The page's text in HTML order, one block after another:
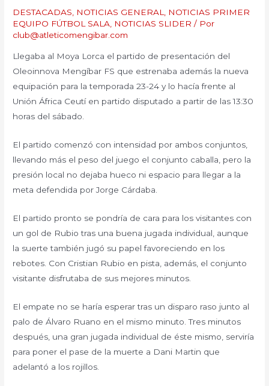
DESTACADAS NOTICIAS GENERAL
NOTICIAS PRIMER
EQUIPO FÚTBOL SALA
NOTICIAS SLIDER / Por
club@atleticomengibar.com
Llegaba al Moya Lorca el partido de presentación del
Oleoinnova Mengíbar FS que estrenaba además la nueva
equipación para la temporada 23-24 y lo hacía frente al
Unión África Ceutí en partido disputado a partir de las 13:30
horas del sábado.
El partido comenzó con intensidad por ambos conjuntos,
llevando más el peso del juego el conjunto caballa, pero la
presión local no dejaba hueco ni espacio para llegar a la
meta defendida por Jorge Cárdaba.
El partido pronto se pondría de cara para los visitantes con
un gol de Rubio tras una buena jugada individual, aunque
la suerte también jugó su papel favoreciendo en los
rebotes. Con Cristian Rubio en pista, además, el conjunto
visitante disfrutaba de sus mejores minutos.
El empate no se haría esperar tras un disparo raso junto al
palo de Álvaro Ruano en el mismo minuto. Tres minutos
después, una gran jugada individual de éste mismo, serviría
para poner el pase de la muerte a Dani Martin que
adelantó a los rojillos.